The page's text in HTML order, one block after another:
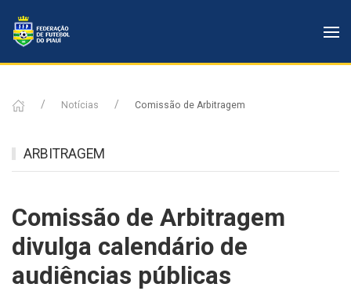
Notícias Comissão de Arbitragem
ARBITRAGEM
Comissão de Arbitragem
divulga calendário de
audiências públicas